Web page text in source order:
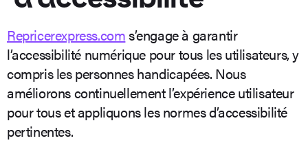
Repricerexpress.coms’engage à garantir
l’accessibilité numérique pour tous les utilisateurs, y
compris les personnes handicapées. Nous
améliorons continuellement l’expérience utilisateur
pour tous et appliquons les normes d’accessibilité
pertinentes.